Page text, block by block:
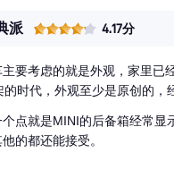
派 4.17分
主要考虑的就是外观，家里
时代，外观至少是原创的，
个点就是MINI的后备箱经常
的都还能接受。